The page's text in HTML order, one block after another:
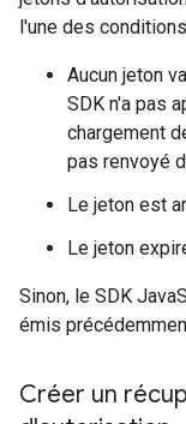
l'une des
Aucun jeton
SDK n'a pas
chargement
pas renvoyé
Le jeton est
Le jeton
Sinon, le SDK
émis
Créer un